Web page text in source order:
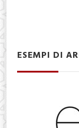
ESEMPI DI